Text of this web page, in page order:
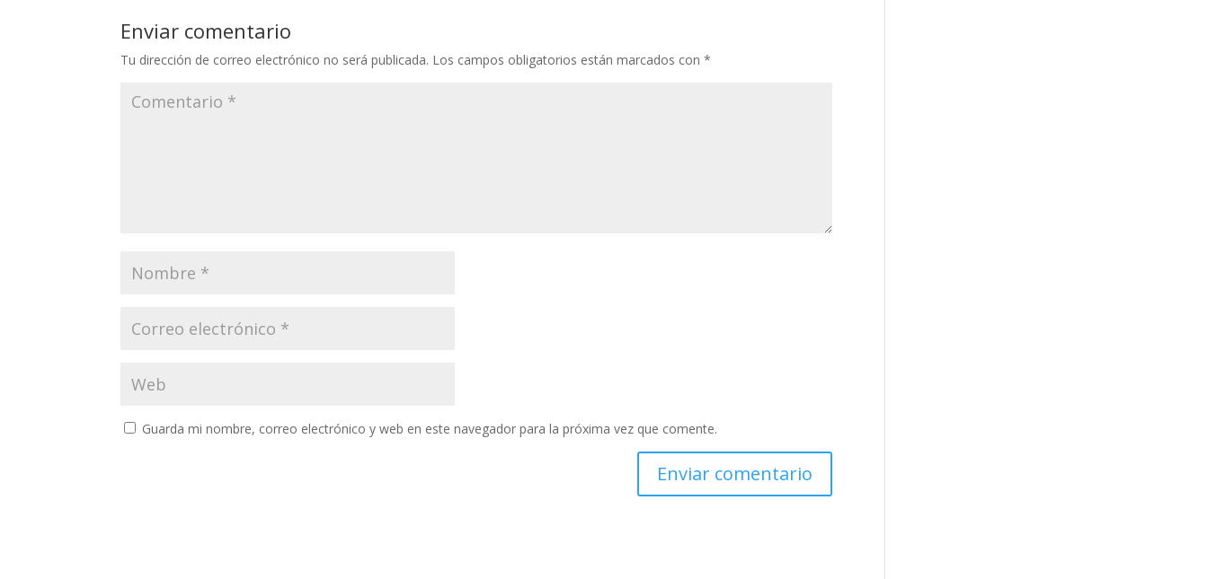
Enviar comentario
Tu dirección de correo electrónico no será publicada. Los campos obligatorios están marcados con*
Guarda mi nombre, correo electrónico y web en este navegador para la próxima vez que comente.